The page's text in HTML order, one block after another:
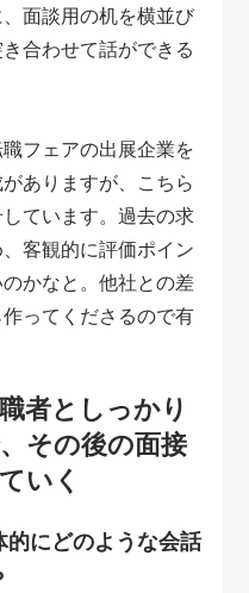
面談用の机を横並び
合わせて話ができる
フェアの出展企業を
ありますが、こちら
ています。過去の求
客観的に評価ポイン
かなと。他社との差
ってくださるので有
者としっかり
その後の面接
いく
にどのような会話